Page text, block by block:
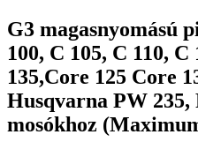
G3 magasnyomású
100, C 105, C 110,
135,Core 125 Core
Husqvarna PW 235,
mosókhoz